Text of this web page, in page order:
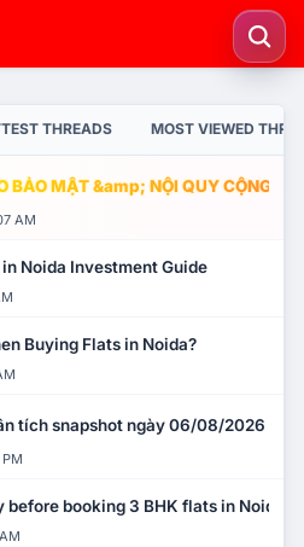
THREADS MOST VIEWED
BẢO MẬT &amp; NỘI QUY CỘNG
AM
Noida Investment Guide
Buying Flats in Noida?
tích snapshot ngày 06/08/2026
booking 3 BHK flats in Noida?